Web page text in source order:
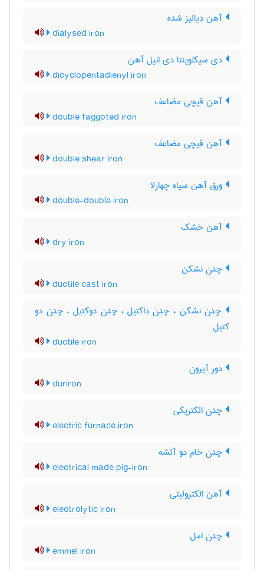
آهن دیالیز شده
dialysed iron
دی سیکلوپنتا دی انیل آهن
dicyclopentadienyl iron
آهن قیچی مضاعف
double faggoted iron
آهن قیچی مضاعف
double shear iron
ورق آهن سیاه چهارلا
double-double iron
آهن خشک
dry iron
چدن نشکن
ductile cast iron
چدن نشکن ، چدن داکتیل ، چدن دوکتیل ، چدن دو
کتیل
ductile iron
دور آیرون
duriron
چدن الکتریکی
electric furnace iron
چدن خام دو آتشه
electrical made pig-iron
آهن الکترولیتی
electrolytic iron
چدن امل
emmel iron